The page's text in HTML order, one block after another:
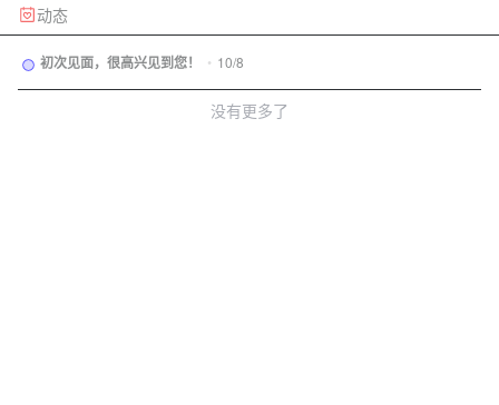
动态
初次见面，很高兴见到您！ • 10/8
没有更多了